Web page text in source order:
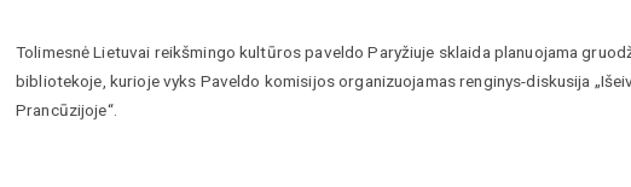
Tolimesnė Lietuvai reikšmingo kultūros paveldo Paryžiuje sklaida planuojama
bibliotekoje, kurioje vyks Paveldo komisijos organizuojamas renginys-diskusija
Prancūzijoje“.